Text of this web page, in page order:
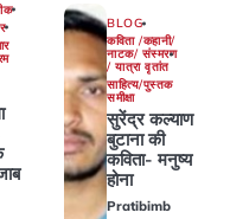
BLOG
कविता /कहानी/
नाटक/ संस्मरण
/ यात्रा वृतांत
साहित्य/पुस्तक
समीक्षा
सुरेंद्र कल्याण
बुटाना की
कविता- मनुष्य
होना
Pratibimb